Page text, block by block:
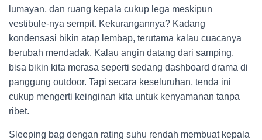
lumayan, dan ruang kepala cukup lega meskipun
vestibule-nya sempit. Kekurangannya? Kadang
kondensasi bikin atap lembap, terutama kalau cuacanya
berubah mendadak. Kalau angin datang dari samping,
bisa bikin kita merasa seperti sedang dashboard drama di
panggung outdoor. Tapi secara keseluruhan, tenda ini
cukup mengerti keinginan kita untuk kenyamanan tanpa
ribet.
Sleeping bag dengan rating suhu rendah membuat kepala